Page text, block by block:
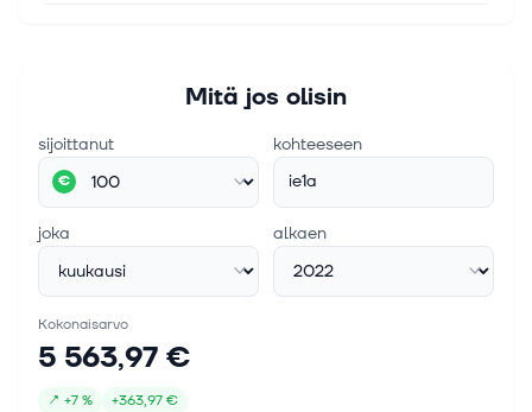
Mitä jos olisin
sijoittanut
€
kohteeseen
ie1a
joka alkaen
Kokonaisarvo
5 563,97 €
↗ +7 % +363,97 €